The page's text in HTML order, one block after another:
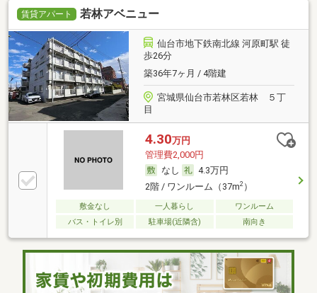
賃貸アパート 若林アベニュー
仙台市地下鉄南北線 河原町駅 徒
歩26分
築36年7ヶ月 / 4階建
宮城県仙台市若林区若林 ５丁
目
4.30万円
管理費2,000円
なし
4.3万円
2階 / ワンルーム（37m2）
敷金なし 一人暮らし
ワンルーム
バス・トイレ別
駐車場(近隣含) 南向き